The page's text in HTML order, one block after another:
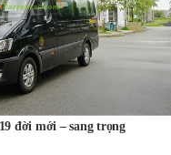
đời mới – sang trọng